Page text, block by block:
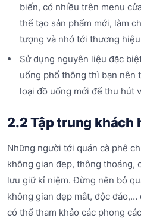
biến, có nhiều trên menu
thể tạo sản phẩm mới, làm
tượng và nhớ tới thương
Sử dụng nguyên liệu đặc
uống phổ thông thì bạn nên
loại đồ uống mới để thu hút
2.2 Tập trung khách
Những người tới quán cà phê
không gian đẹp, thông thoáng,
lưu giữ kỉ niệm. Đừng nên bỏ
không gian đẹp mắt, độc đáo,…
có thể tham khảo các phong